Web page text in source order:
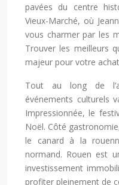
pavées du centre
Vieux-Marché, où
vous charmer par les
Trouver les meilleurs
majeur pour votre
Tout au long de
événements culturels
Impressionnée, le
Noël. Côté
le canard à la
normand. Rouen est
investissement
profiter pleinement de